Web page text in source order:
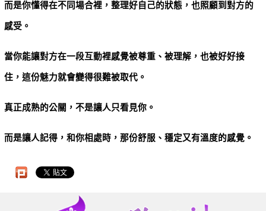
而是你懂得在不同場合裡，整理好自己的狀態，也照顧到對方的
感受。
當你能讓對方在一段互動裡感覺被尊重、被理解，也被好好接
住，這份魅力就會變得很難被取代。
真正成熟的公關，不是讓人只看見你。
而是讓人記得，和你相處時，那份舒服、穩定又有溫度的感覺。